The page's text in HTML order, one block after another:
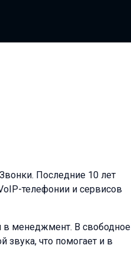
Последние 10 лет
телефонии и сервисов
в менеджмент. В свободное
звука, что помогает и в